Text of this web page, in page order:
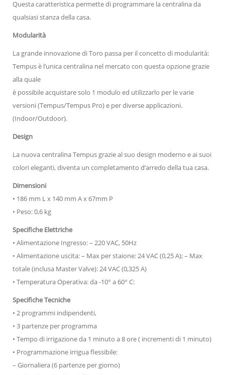
Questa caratteristica permette di programmare la centralina da
qualsiasi stanza della casa.
Modularità
La grande innovazione di Toro passa per il concetto di modularità:
Tempus è l’unica centralina nel mercato con questa opzione grazie
alla quale
è possibile acquistare solo 1 modulo ed utilizzarlo per le varie
versioni (Tempus/Tempus Pro) e per diverse applicazioni.
(Indoor/Outdoor).
Design
La nuova centralina Tempus grazie al suo design moderno e ai suoi
colori eleganti, diventa un completamento d’arredo della tua casa.
Dimensioni
• 186 mm L x 140 mm A x 67mm P
• Peso: 0,6 kg
Specifiche Elettriche
• Alimentazione Ingresso: – 220 VAC, 50Hz
• Alimentazione uscita: – Max per staione: 24 VAC (0,25 A); – Max
totale (inclusa Master Valve): 24 VAC (0,325 A)
• Temperatura Operativa: da -10° a 60° C:
Specifiche Tecniche
• 2 programmi indipendenti,
• 3 partenze per programma
• Tempo di irrigazione da 1 minuto a 8 ore ( incrementi di 1 minuto)
• Programmazione irrigua flessibile:
– Giornaliera (6 partenze per giorno)